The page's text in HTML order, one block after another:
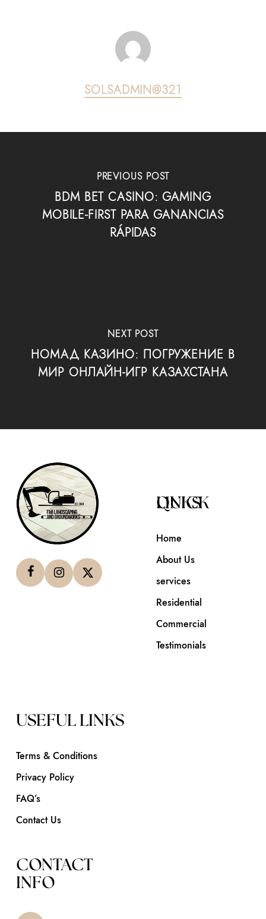
SOLSADMIN@321
PREVIOUS POST
BDM BET CASINO: GAMING
MOBILE‑FIRST PARA GANANCIAS
RÁPIDAS
NEXT POST
НОМАД КАЗИНО: ПОГРУЖЕНИЕ В
МИР ОНЛАЙН-ИГР КАЗАХСТАНА
QUICK LINKS
Home
About Us
services
Residential
Commercial
Testimonials
USEFUL LINKS
Terms & Conditions
Privacy Policy
FAQ’s
Contact Us
CONTACT
INFO